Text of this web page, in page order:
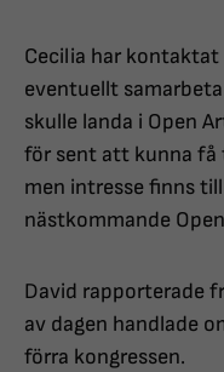
Cecilia har
eventuellt
skulle landa i Open
för sent att kunna få
men intresse finns
nästkommande
David rapporterade
av dagen handlade
förra kongressen.